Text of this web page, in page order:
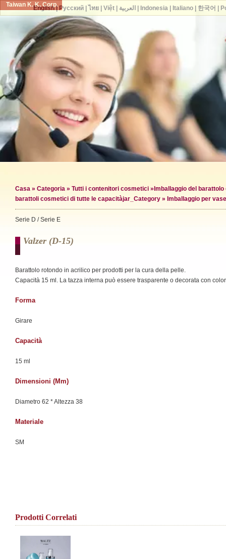
Taiwan K. K. Corp.
Casa » Categoria » Tutti i contenitori cosmetici » Imballaggio del
barattoli cosmetici di tutte le capacitàjar_Category » Imballaggio per
Serie D / Serie E
Valzer (d-15)
Barattolo rotondo in acrilico per prodotti per la cura della pelle.
Capacità 15 ml. La tazza interna può essere trasparente o decorata con
Forma
Girare
Capacità
15 ml
Dimensioni (mm)
Diametro 62 * Altezza 38
Materiale
SM
Prodotti Correlati
English| Русский| ไทย| Việt| العربية Indonesia| Italiano| 한국어